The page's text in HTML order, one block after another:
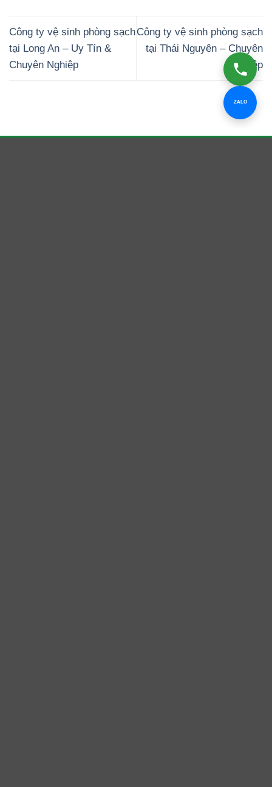
Công ty vệ sinh phòng sạch
tại Long An – Uy Tín &
Chuyên Nghiệp
Công ty vệ sinh phòng sạch
tại Thái Nguyên – Chuyên
Nghiệp
ZALO